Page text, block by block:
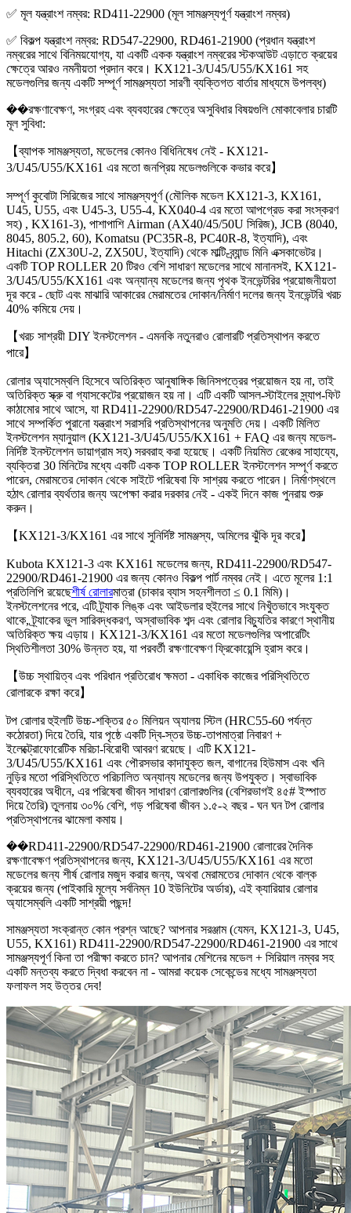
✅ মূল যন্ত্রাংশ নম্বর: RD411-22900 (মূল সামঞ্জস্যপূর্ণ যন্ত্রাংশ নম্বর)​
✅ বিকল্প যন্ত্রাংশ নম্বর: RD547-22900, RD461-21900 (প্রধান যন্ত্রাংশ
নম্বরের সাথে বিনিময়যোগ্য, যা একটি একক যন্ত্রাংশ নম্বরের স্টকআউট এড়াতে ক্রয়ের
ক্ষেত্রে আরও নমনীয়তা প্রদান করে। KX121-3/U45/U55/KX161 সহ
মডেলগুলির জন্য একটি সম্পূর্ণ সামঞ্জস্যতা সারণী ব্যক্তিগত বার্তার মাধ্যমে উপলব্ধ)​
��রক্ষণাবেক্ষণ, সংগ্রহ এবং ব্যবহারের ক্ষেত্রে অসুবিধার বিষয়গুলি মোকাবেলার চারটি
মূল সুবিধা:​
【ব্যাপক সামঞ্জস্যতা, মডেলের কোনও বিধিনিষেধ নেই - KX121-
3/U45/U55/KX161 এর মতো জনপ্রিয় মডেলগুলিকে কভার করে】
সম্পূর্ণ কুবোটা সিরিজের সাথে সামঞ্জস্যপূর্ণ (মৌলিক মডেল KX121-3, KX161,
U45, U55, এবং U45-3, U55-4, KX040-4 এর মতো আপগ্রেড করা সংস্করণ
সহ) , KX161-3), পাশাপাশি Airman (AX40/45/50U সিরিজ), JCB (8040,
8045, 805.2, 60), Komatsu (PC35R-8, PC40R-8, ইত্যাদি), এবং
Hitachi (ZX30U-2, ZX50U, ইত্যাদি) থেকে মাল্টি-ব্র্যান্ড মিনি এক্সকাভেটর।
একটি TOP ROLLER 20 টিরও বেশি সাধারণ মডেলের সাথে মানানসই, KX121-
3/U45/U55/KX161 এবং অন্যান্য মডেলের জন্য পৃথক ইনভেন্টরির প্রয়োজনীয়তা
দূর করে - ছোট এবং মাঝারি আকারের মেরামতের দোকান/নির্মাণ দলের জন্য ইনভেন্টরি খরচ
40% কমিয়ে দেয়।​
【খরচ সাশ্রয়ী DIY ইনস্টলেশন - এমনকি নতুনরাও রোলারটি প্রতিস্থাপন করতে
পারে】
রোলার অ্যাসেম্বলি হিসেবে অতিরিক্ত আনুষাঙ্গিক জিনিসপত্রের প্রয়োজন হয় না, তাই
অতিরিক্ত স্ক্রু বা গ্যাসকেটের প্রয়োজন হয় না। এটি একটি আসল-স্টাইলের স্ন্যাপ-ফিট
কাঠামোর সাথে আসে, যা RD411-22900/RD547-22900/RD461-21900 এর
সাথে সম্পর্কিত পুরানো যন্ত্রাংশ সরাসরি প্রতিস্থাপনের অনুমতি দেয়। একটি মিলিত
ইনস্টলেশন ম্যানুয়াল (KX121-3/U45/U55/KX161 + FAQ এর জন্য মডেল-
নির্দিষ্ট ইনস্টলেশন ডায়াগ্রাম সহ) সরবরাহ করা হয়েছে। একটি নিয়মিত রেঞ্চের সাহায্যে,
ব্যক্তিরা 30 মিনিটের মধ্যে একটি একক TOP ROLLER ইনস্টলেশন সম্পূর্ণ করতে
পারেন, মেরামতের দোকান থেকে সাইটে পরিষেবা ফি সাশ্রয় করতে পারেন। নির্মাণস্থলে
হঠাৎ রোলার ব্যর্থতার জন্য অপেক্ষা করার দরকার নেই - একই দিনে কাজ পুনরায় শুরু
করুন।
【KX121-3/KX161 এর সাথে সুনির্দিষ্ট সামঞ্জস্য, অমিলের ঝুঁকি দূর করে】
Kubota KX121-3 এবং KX161 মডেলের জন্য, RD411-22900/RD547-
22900/RD461-21900 এর জন্য কোনও বিকল্প পার্ট নম্বর নেই। এতে মূলের 1:1
প্রতিলিপি রয়েছেশীর্ষ রোলারমাত্রা (চাকার ব্যাস সহনশীলতা ≤ 0.1 মিমি)।
ইনস্টলেশনের পরে, এটি ট্র্যাক লিঙ্ক এবং আইডলার হুইলের সাথে নিখুঁতভাবে সংযুক্ত
থাকে, ট্র্যাকের ভুল সারিবদ্ধকরণ, অস্বাভাবিক শব্দ এবং রোলার বিচ্যুতির কারণে স্থানীয়
অতিরিক্ত ক্ষয় এড়ায়। KX121-3/KX161 এর মতো মডেলগুলির অপারেটিং
স্থিতিশীলতা 30% উন্নত হয়, যা পরবর্তী রক্ষণাবেক্ষণ ফ্রিকোয়েন্সি হ্রাস করে।
【উচ্চ স্থায়িত্ব এবং পরিধান প্রতিরোধ ক্ষমতা - একাধিক কাজের পরিস্থিতিতে
রোলারকে রক্ষা করে】
টপ রোলার হুইলটি উচ্চ-শক্তির ৫০ মিলিয়ন অ্যালয় স্টিল (HRC55-60 পর্যন্ত
কঠোরতা) দিয়ে তৈরি, যার পৃষ্ঠে একটি দ্বি-স্তর উচ্চ-তাপমাত্রা নিবারণ +
ইলেক্ট্রোফোরেটিক মরিচা-বিরোধী আবরণ রয়েছে। এটি KX121-
3/U45/U55/KX161 এবং পৌরসভার কাদাযুক্ত জল, বাগানের হিউমাস এবং খনি
নুড়ির মতো পরিস্থিতিতে পরিচালিত অন্যান্য মডেলের জন্য উপযুক্ত। স্বাভাবিক
ব্যবহারের অধীনে, এর পরিষেবা জীবন সাধারণ রোলারগুলির (বেশিরভাগই ৪৫# ইস্পাত
দিয়ে তৈরি) তুলনায় ৩০% বেশি, গড় পরিষেবা জীবন ১.৫-২ বছর - ঘন ঘন টপ রোলার
প্রতিস্থাপনের ঝামেলা কমায়।
��RD411-22900/RD547-22900/RD461-21900 রোলারের দৈনিক
রক্ষণাবেক্ষণ প্রতিস্থাপনের জন্য, KX121-3/U45/U55/KX161 এর মতো
মডেলের জন্য শীর্ষ রোলার মজুদ করার জন্য, অথবা মেরামতের দোকান থেকে বাল্ক
ক্রয়ের জন্য (পাইকারি মূল্যে সর্বনিম্ন 10 ইউনিটের অর্ডার), এই ক্যারিয়ার রোলার
অ্যাসেম্বলি একটি সাশ্রয়ী পছন্দ!​
সামঞ্জস্যতা সংক্রান্ত কোন প্রশ্ন আছে? আপনার সরঞ্জাম (যেমন, KX121-3, U45,
U55, KX161) RD411-22900/RD547-22900/RD461-21900 এর সাথে
সামঞ্জস্যপূর্ণ কিনা তা পরীক্ষা করতে চান? আপনার মেশিনের মডেল + সিরিয়াল নম্বর সহ
একটি মন্তব্য করতে দ্বিধা করবেন না - আমরা কয়েক সেকেন্ডের মধ্যে সামঞ্জস্যতা
ফলাফল সহ উত্তর দেব!